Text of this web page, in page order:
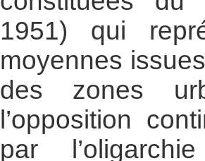
1951) qui
moyennes
des zones
l’opposition
par